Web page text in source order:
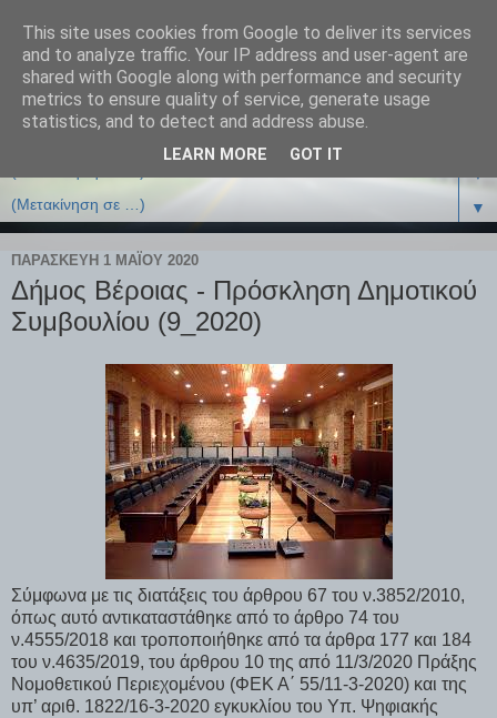
▼
▼
ΠΑΡΑΣΚΕΥΉ 1 ΜΑΪ́ΟΥ 2020
Δήμος Βέροιας - Πρόσκληση Δημοτικού
Συμβουλίου (9_2020)
Σύμφωνα με τις διατάξεις του άρθρου 67 του ν.3852/2010,
όπως αυτό αντικαταστάθηκε από το άρθρο 74 του
ν.4555/2018 και τροποποιήθηκε από τα άρθρα 177 και 184
του ν.4635/2019, του άρθρου 10 της από 11/3/2020 Πράξης
Νομοθετικού Περιεχομένου (ΦΕΚ Α΄ 55/11-3-2020) και της
υπ’ αριθ. 1822/16-3-2020 εγκυκλίου του Υπ. Ψηφιακής
This site uses cookies from Google to deliver its services
and to analyze traffic. Your IP address and user-agent are
shared with Google along with performance and security
metrics to ensure quality of service, generate usage
statistics, and to detect and address abuse.
LEARN MORE GOT IT